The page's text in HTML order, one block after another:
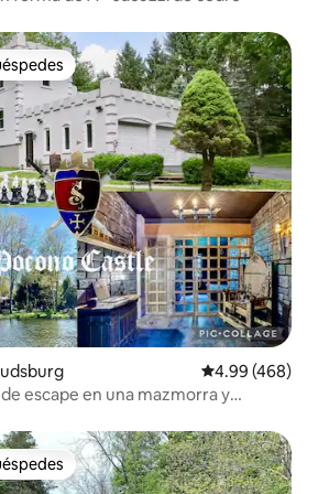
entre huéspedes
Calificación
4.99 (468)
escape en una mazmorra y
entre huéspedes